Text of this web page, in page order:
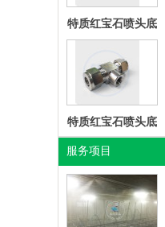
特质红宝石喷头底
座（不锈钢卡扣
式）
高压不锈钢管
高压复合管
服务项目
尘
养殖场—消毒除臭